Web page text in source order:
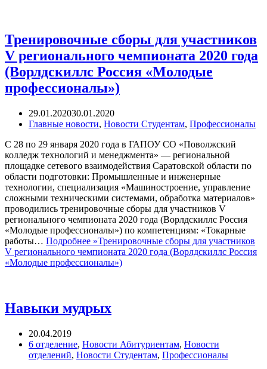
Тренировочные сборы для участников
V регионального чемпионата 2020 года
(Ворлдскиллс Россия «Молодые
профессионалы»)
29.01.202030.01.2020
Главные новости, Новости Студентам, Профессионалы
С 28 по 29 января 2020 года в ГАПОУ СО «Поволжский
колледж технологий и менеджмента» — региональной
площадке сетевого взаимодействия Саратовской области по
области подготовки: Промышленные и инженерные
технологии, специализация «Машиностроение, управление
сложными техническими системами, обработка материалов»
проводились тренировочные сборы для участников V
регионального чемпионата 2020 года (Ворлдскиллс Россия
«Молодые профессионалы») по компетенциям: «Токарные
работы… Подробнее »Тренировочные сборы для участников
V регионального чемпионата 2020 года (Ворлдскиллс Россия
«Молодые профессионалы»)
Навыки мудрых
20.04.2019
6 отделение, Новости Абитуриентам, Новости
отделений, Новости Студентам, Профессионалы